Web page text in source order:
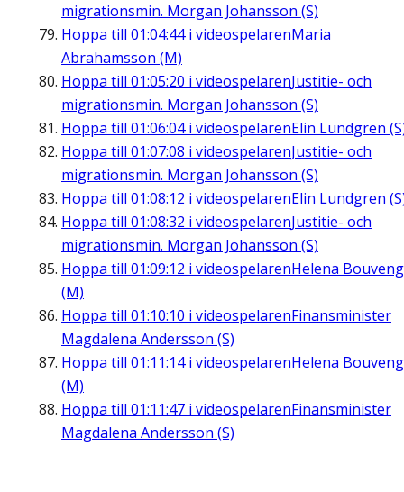
migrationsmin. Morgan Johansson (S)
Hoppa till 01:04:44i videospelarenMaria
Abrahamsson (M)
Hoppa till 01:05:20 i videospelarenJustitie- och
migrationsmin. Morgan Johansson (S)
Hoppa till 01:06:04i videospelarenElin Lundgren
Hoppa till 01:07:08 i videospelarenJustitie- och
migrationsmin. Morgan Johansson (S)
Hoppa till 01:08:12 i videospelarenElin Lundgren
Hoppa till 01:08:32 i videospelarenJustitie- och
migrationsmin. Morgan Johansson (S)
Hoppa till 01:09:12 i videospelarenHelena Bouveng
(M)
Hoppa till 01:10:10 i videospelarenFinansminister
Magdalena Andersson (S)
Hoppa till 01:11:14i videospelarenHelena Bouveng
(M)
Hoppa till 01:11:47 i videospelarenFinansminister
Magdalena Andersson (S)